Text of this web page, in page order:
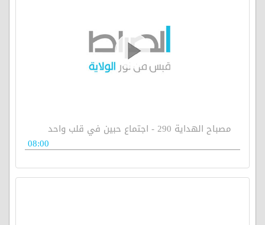
مصباح الهداية 290 - اجتماع حبين في قلب واحد
08:00